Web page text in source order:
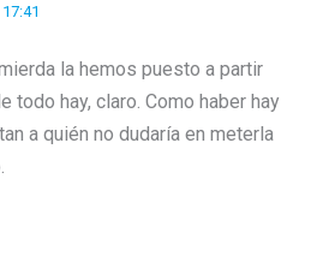
la hemos puesto a partir
todo hay, claro. Como haber hay
a quién no dudaría en meterla